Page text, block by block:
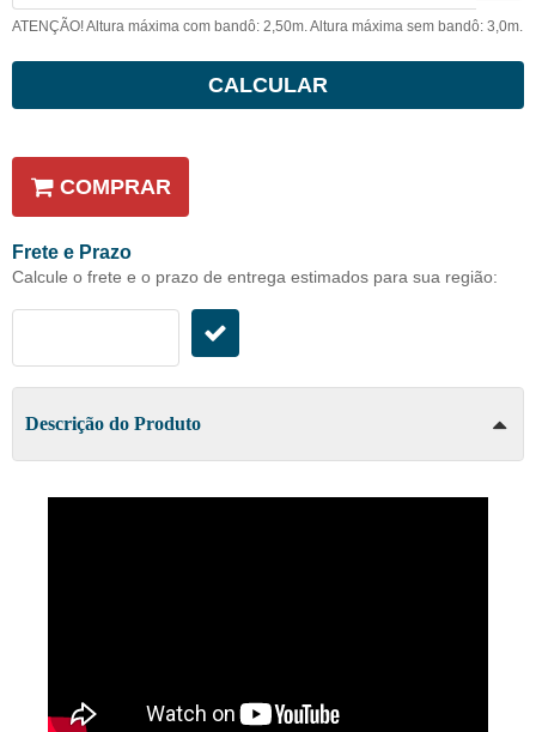
ATENÇÃO! Altura máxima com bandô: 2,50m. Altura máxima sem bandô: 3,0m.
CALCULAR
COMPRAR
Frete e Prazo
Calcule o frete e o prazo de entrega estimados para sua região:
Descrição do Produto